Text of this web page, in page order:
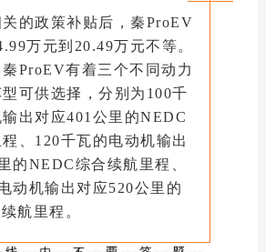
的政策补贴后，秦ProEV
万元到20.49万元不等。
ProEV有着三个不同动力
可供选择，分别为100千
出对应401公里的NEDC
、120千瓦的电动机输出
的NEDC综合续航里程、
动机输出对应520公里的
航里程。